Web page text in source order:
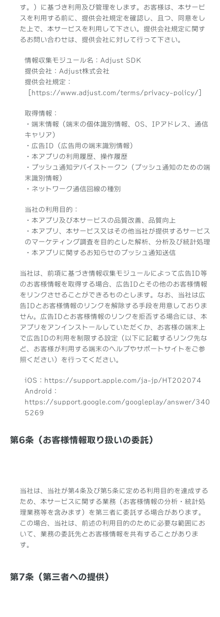
す。）に基づき利用及び管理をします。お客様は、本サービ
スを利用する前に、提供会社規定を確認し、且つ、同意をし
た上で、本サービスを利用して下さい。提供会社規定に関す
るお問い合わせは、提供会社に対して行って下さい。
情報収集モジュール名：Adjust SDK
提供会社：Adjust株式会社
提供会社規定：
https://www.adjust.com/terms/privacy-policy/
取得情報：
・端末情報（端末の個体識別情報、OS、IPアドレス、通信
キャリア）
・広告ID（広告用の端末識別情報）
・本アプリの利用履歴、操作履歴
・プッシュ通知デバイストークン（プッシュ通知のための端
末識別情報）
・ネットワーク通信回線の種別
当社の利用目的：
・本アプリ及び本サービスの品質改善、品質向上
・本アプリ、本サービス又はその他当社が提供するサービス
のマーケティング調査を目的とした解析、分析及び統計処理
・本アプリに関するお知らせのプッシュ通知送信
当社は、前項に基づき情報収集モジュールによって広告ID等
のお客様情報を取得する場合、広告IDとその他のお客様情報
をリンクさせることができるものとします。なお、当社は広
告IDとお客様情報のリンクを解除する手段を用意しておりま
せん。広告IDとお客様情報のリンクを拒否する場合には、本
アプリをアンインストールしていただくか、お客様の端末上
で広告IDの利用を制限する設定（以下に記載するリンク先な
ど、お客様が利用する端末のヘルプやサポートサイトをご参
照ください）を行ってください。
iOS： https://support.apple.com/ja-jp/HT202074
Android：
https://support.google.com/googleplay/answer/340
5269
第6条（お客様情報取り扱いの委託）
当社は、当社が第4条及び第5条に定める利用目的を達成する
ため、本サービスに関する業務（お客様情報の分析・統計処
理業務等を含みます）を第三者に委託する場合があります。
この場合、当社は、前述の利用目的のために必要な範囲にお
いて、業務の委託先とお客様情報を共有することがありま
す。
第7条（第三者への提供）